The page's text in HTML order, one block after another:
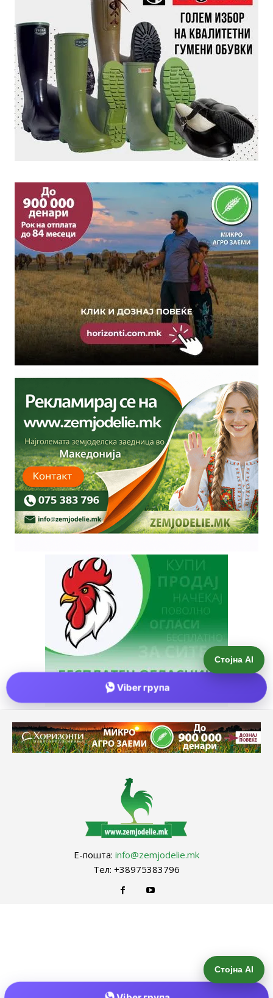
Е-пошта: info@zemjodelie.mk
Тел: +38975383796
Стојна AI